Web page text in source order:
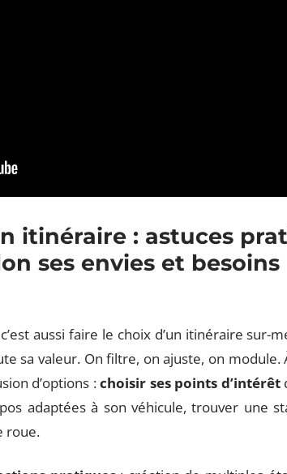
itinéraire : astuces
ses envies et besoins
aussi faire le choix d’un itinéraire sur-
sa valeur. On filtre, on ajuste, on module.
d’options :choisir ses points d’intérêt
adaptées à son véhicule, trouver une
roue.